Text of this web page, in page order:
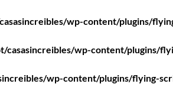
wp-content/plugins/
wp-content/plugins/
wp-content/plugins/flying-